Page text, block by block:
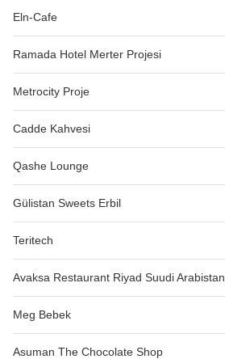
Eln-Cafe
Ramada Hotel Merter Projesi
Metrocity Proje
Cadde Kahvesi
Qashe Lounge
Gülistan Sweets Erbil
Teritech
Avaksa Restaurant Riyad Suudi Arabistan
Meg Bebek
Asuman The Chocolate Shop